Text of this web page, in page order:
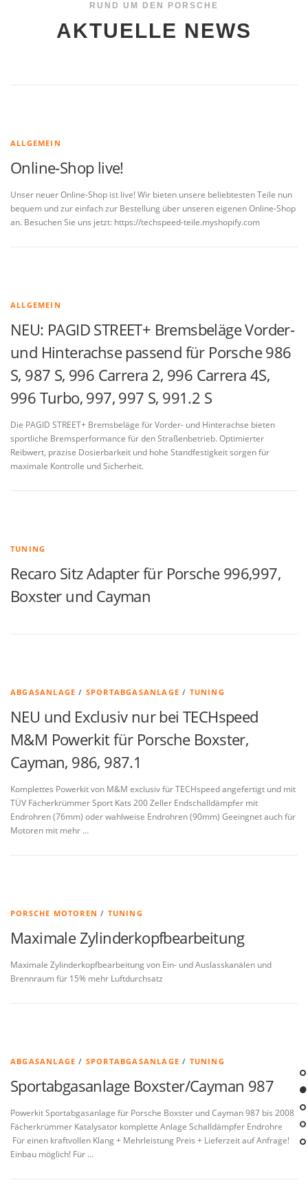
RUND UM DEN PORSCHE
AKTUELLE NEWS
ALLGEMEIN
Online-Shop live!
Unser neuer Online-Shop ist live! Wir bieten unsere beliebtesten Teile nun
bequem und zur einfach zur Bestellung über unseren eigenen Online-Shop
an. Besuchen Sie uns jetzt: https://techspeed-teile.myshopify.com
ALLGEMEIN
NEU: PAGID STREET+ Bremsbeläge Vorder-
und Hinterachse passend für Porsche 986
S, 987 S, 996 Carrera 2, 996 Carrera 4S,
996 Turbo, 997, 997 S, 991.2 S
Die PAGID STREET+ Bremsbeläge für Vorder- und Hinterachse bieten
sportliche Bremsperformance für den Straßenbetrieb. Optimierter
Reibwert, präzise Dosierbarkeit und hohe Standfestigkeit sorgen für
maximale Kontrolle und Sicherheit.
TUNING
Recaro Sitz Adapter für Porsche 996,997,
Boxster und Cayman
ABGASANLAGE / SPORTABGASANLAGE / TUNING
NEU und Exclusiv nur bei TECHspeed
M&M Powerkit für Porsche Boxster,
Cayman, 986, 987.1
Komplettes Powerkit von M&M exclusiv für TECHspeed angefertigt und mit
TÜV Fächerkrümmer Sport Kats 200 Zeller Endschalldämpfer mit
Endrohren (76mm) oder wahlweise Endrohren (90mm) Geeingnet auch für
Motoren mit mehr …
PORSCHE MOTOREN / TUNING
Maximale Zylinderkopfbearbeitung
Maximale Zylinderkopfbearbeitung von Ein- und Auslasskanälen und
Brennraum für 15% mehr Luftdurchsatz
ABGASANLAGE / SPORTABGASANLAGE / TUNING
Sportabgasanlage Boxster/Cayman 987
Powerkit Sportabgasanlage für Porsche Boxster und Cayman 987 bis 2008
Fächerkrümmer Katalysator komplette Anlage Schalldämpfer Endrohre
Für einen kraftvollen Klang + Mehrleistung Preis + Lieferzeit auf Anfrage!
Einbau möglich! Für …